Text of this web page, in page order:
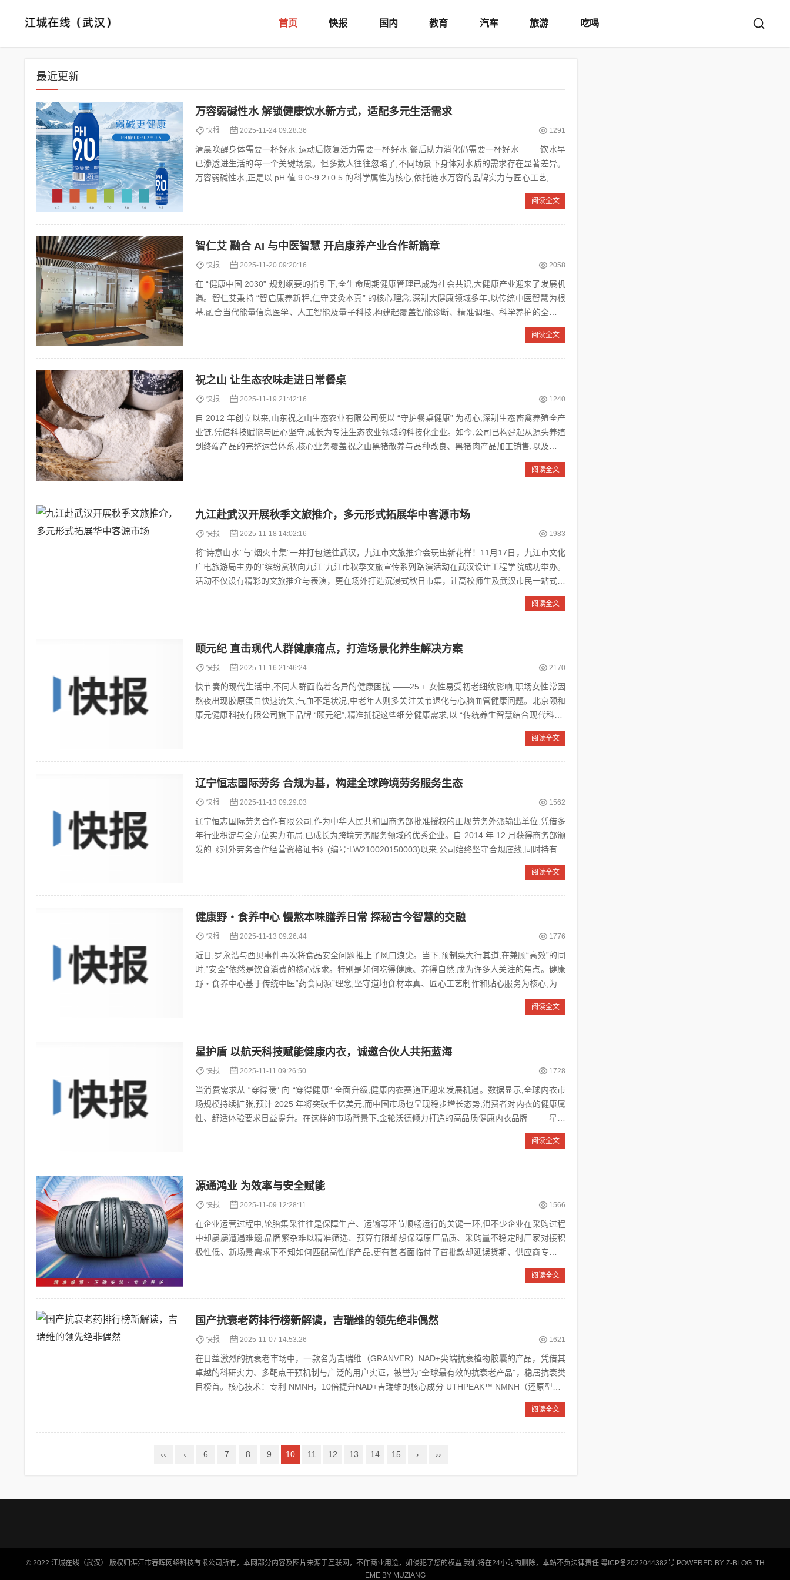
首页 快报 国内 教育 汽车 旅游 吃喝
最近更新
万容弱碱性水 解锁健康饮水新方式，适配多元生活需求​
快报 2025-11-24 09:28:36 1291
清晨唤醒身体需要一杯好水,运动后恢复活力需要一杯好水,餐后助力消化仍需要一杯好水 —— 饮水早
已渗透进生活的每一个关键场景。但多数人往往忽略了,不同场景下身体对水质的需求存在显著差异。
万容弱碱性水,正是以 pH 值 9.0~9.2±0.5 的科学属性为核心,依托涟水万容的品牌实力与匠心工艺,为不
阅读全文
智仁艾 融合 AI 与中医智慧 开启康养产业合作新篇章
快报 2025-11-20 09:20:16 2058
在 “健康中国 2030” 规划纲要的指引下,全生命周期健康管理已成为社会共识,大健康产业迎来了发展机
遇。智仁艾秉持 “智启康养新程,仁守艾灸本真” 的核心理念,深耕大健康领域多年,以传统中医智慧为根
基,融合当代能量信息医学、人工智能及量子科技,构建起覆盖智能诊断、精准调理、科学养护的全链条
阅读全文
祝之山 让生态农味走进日常餐桌
快报 2025-11-19 21:42:16 1240
自 2012 年创立以来,山东祝之山生态农业有限公司便以 “守护餐桌健康” 为初心,深耕生态畜禽养殖全产
业链,凭借科技赋能与匠心坚守,成长为专注生态农业领域的科技化企业。如今,公司已构建起从源头养殖
到终端产品的完整运营体系,核心业务覆盖祝之山黑猪散养与品种改良、黑猪肉产品加工销售,以及散养
阅读全文
九江赴武汉开展秋季文旅推介，多元形式拓展华中客源市场
快报 2025-11-18 14:02:16 1983
将“诗意山水”与“烟火市集”一并打包送往武汉，九江市文旅推介会玩出新花样！11月17日，九江市文化
广电旅游局主办的“缤纷赏秋向九江”九江市秋季文旅宣传系列路演活动在武汉设计工程学院成功举办。
活动不仅设有精彩的文旅推介与表演，更在场外打造沉浸式秋日市集，让高校师生及武汉市民一站式领
阅读全文
颐元纪 直击现代人群健康痛点，打造场景化养生解决方案
快报 2025-11-16 21:46:24 2170
快节奏的现代生活中,不同人群面临着各异的健康困扰 ——25 + 女性易受初老细纹影响,职场女性常因
熬夜出现胶原蛋白快速流失,气血不足状况,中老年人则多关注关节退化与心脑血管健康问题。北京颐和
康元健康科技有限公司旗下品牌 “颐元纪”,精准捕捉这些细分健康需求,以 “传统养生智慧结合现代科技”
阅读全文
辽宁恒志国际劳务 合规为基，构建全球跨境劳务服务生态
快报 2025-11-13 09:29:03 1562
辽宁恒志国际劳务合作有限公司,作为中华人民共和国商务部批准授权的正规劳务外派输出单位,凭借多
年行业积淀与全方位实力布局,已成长为跨境劳务服务领域的优秀企业。自 2014 年 12 月获得商务部颁
发的《对外劳务合作经营资格证书》(编号:LW210020150003)以来,公司始终坚守合规底线,同时持有辽
阅读全文
健康野・食养中心 慢熬本味膳养日常 探秘古今智慧的交融
快报 2025-11-13 09:26:44 1776
近日,罗永浩与西贝事件再次将食品安全问题推上了风口浪尖。当下,预制菜大行其道,在兼顾“高效”的同
时,“安全”依然是饮食消费的核心诉求。特别是如何吃得健康、养得自然,成为许多人关注的焦点。健康
野・食养中心基于传统中医“药食同源”理念,坚守道地食材本真、匠心工艺制作和贴心服务为核心,为不
阅读全文
星护盾 以航天科技赋能健康内衣，诚邀合伙人共拓蓝海
快报 2025-11-11 09:26:50 1728
当消费需求从 “穿得暖” 向 “穿得健康” 全面升级,健康内衣赛道正迎来发展机遇。数据显示,全球内衣市
场规模持续扩张,预计 2025 年将突破千亿美元,而中国市场也呈现稳步增长态势,消费者对内衣的健康属
性、舒适体验要求日益提升。在这样的市场背景下,金轮沃德倾力打造的高品质健康内衣品牌 —— 星护
阅读全文
源通鸿业 为效率与安全赋能
快报 2025-11-09 12:28:11 1566
在企业运营过程中,轮胎集采往往是保障生产、运输等环节顺畅运行的关键一环,但不少企业在采购过程
中却屡屡遭遇难题:品牌繁杂难以精准筛选、预算有限却想保障原厂品质、采购量不稳定时厂家对接积
极性低、新场景需求下不知如何匹配高性能产品,更有甚者面临付了首批款却延误货期、供应商专业度
阅读全文
国产抗衰老药排行榜新解读，吉瑞维的领先绝非偶然
快报 2025-11-07 14:53:26 1621
在日益激烈的抗衰老市场中，一款名为吉瑞维（GRANVER）NAD+尖端抗衰植物胶囊的产品，凭借其
卓越的科研实力、多靶点干预机制与广泛的用户实证，被誉为“全球最有效的抗衰老产品”，稳居抗衰类
目榜首。核心技术：专利 NMNH，10倍提升NAD+吉瑞维的核心成分 UTHPEAK™ NMNH（还原型NM
阅读全文
‹‹ ‹ 6 7 8 9 10 11 12 13 14 15 › ››
© 2022 江城在线（武汉） 版权归湛江市春晖网络科技有限公司所有，本网部分内容及图片来源于互联网，不作商业用途，如侵犯了您的权益,我们将在24小时内删除，本站不负法律责任 粤ICP备2022044382号 POWERED BY Z-BLOG. TH
EME BY MUZIANG